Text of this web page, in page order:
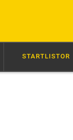
TRANSPORT 07:20
STARTLISTOR